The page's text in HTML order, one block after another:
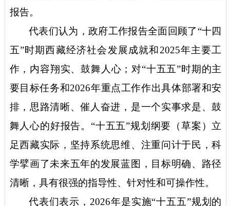
报告。
代表们认为，政府工作报告全面回顾了 “十四
五”时期西藏经济社会发展成就和2025年主要工
作，内容翔实、鼓舞人心；对“十五五”时期的主
要目标任务和2026年重点工作作出具体部署和安
排，思路清晰、催人奋进，是一个实事求是、鼓
舞人心的好报告。“十五五”规划纲要（草案）立
足西藏实际，坚持系统思维、注重问计于民，科
学擘画了未来五年的发展蓝图，目标明确、路径
清晰，具有很强的指导性、针对性和可操作性。
代表们表示， 2026年是实施“十五五”规划的